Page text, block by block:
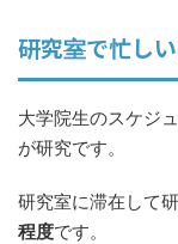
研究室で忙し
大学院生のスケジ
が研究です。
研究室に滞在して
程度です。